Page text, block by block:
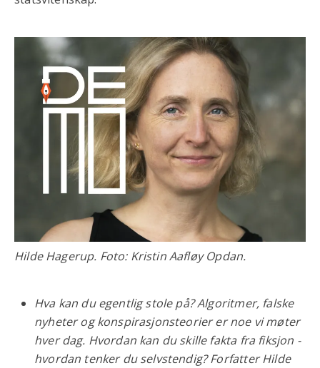
Hilde Hagerup. Foto: Kristin Aafløy Opdan.
Hva kan du egentlig stole på? Algoritmer, falske
nyheter og konspirasjonsteorier er noe vi møter
hver dag. Hvordan kan du skille fakta fra fiksjon -
hvordan tenker du selvstendig? Forfatter Hilde